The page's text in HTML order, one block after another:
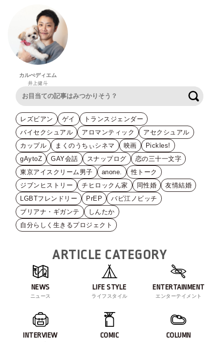
カルぺディエム
井上健斗
レズビアン ゲイ
トランスジェンダー
バイセクシュアル
アロマンティック
アセクシュアル
カップル
まくのうちぃシネマ 映画
Pickles!
gAytoZ
GAY会話 スナップログ
恋の三十一文字
東京アイスクリーム男子
anone.
性トーク
ジブンヒストリー
チヒロックん家 同性婚
友情結婚
LGBTフレンドリー
PrEP
バビ江ノビッチ
ブリアナ・ギガンテ
しんたか
自分らしく生きるプロジェクト
ARTICLE CATEGORY
NEWS
ニュース
LIFE STYLE
ライフスタイル
ENTERTAINMENT
エンターテイメント
INTERVIEW COMIC COLUMN